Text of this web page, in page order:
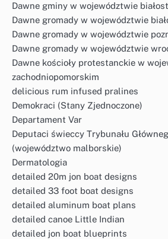
Dawne gminy w województwie
Dawne gromady w województwie
Dawne gromady w województwie
Dawne gromady w województwie
Dawne kościoły protestanckie w
zachodniopomorskim
delicious rum infused pralines
Demokraci (Stany Zjednoczone)
Departament Var
Deputaci świeccy Trybunału
(województwo malborskie)
Dermatologia
detailed 20m jon boat designs
detailed 33 foot boat designs
detailed aluminum boat plans
detailed canoe Little Indian
detailed jon boat blueprints